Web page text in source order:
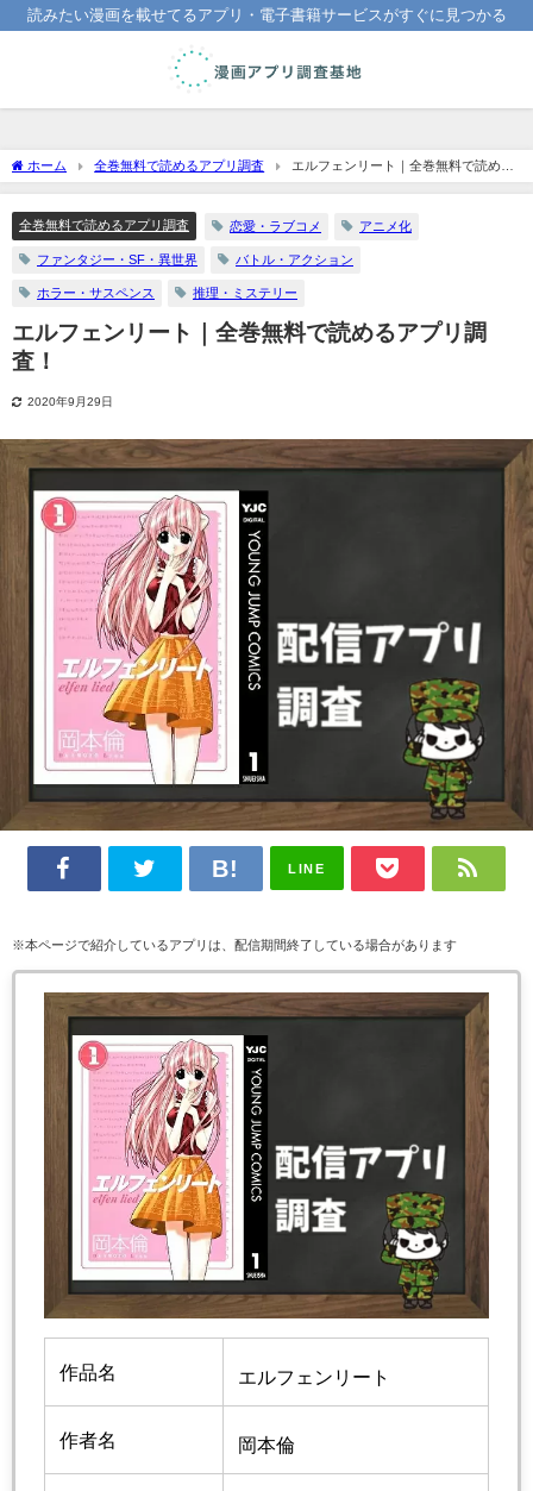
読みたい漫画を載せてるアプリ・電子書籍サービスがすぐに見つかる
ホーム 全巻無料で読めるアプリ調査
エルフェンリート｜全巻無料で読める
アプリ調査！
全巻無料で読めるアプリ調査 恋愛・ラブコメ アニメ化
ファンタジー・SF・異世界 バトル・アクション
ホラー・サスペンス 推理・ミステリー
エルフェンリート｜全巻無料で読めるアプリ調
査！
2020年9月29日
LINE
※本ページで紹介しているアプリは、配信期間終了している場合があります
作品名 エルフェンリート
作者名 岡本倫